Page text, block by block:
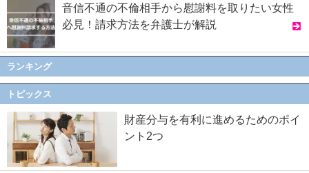
音信不通の不倫相手から慰謝料を取りたい女性
必見！請求方法を弁護士が解説
ランキング
トピックス
財産分与を有利に進めるためのポイ
ント2つ